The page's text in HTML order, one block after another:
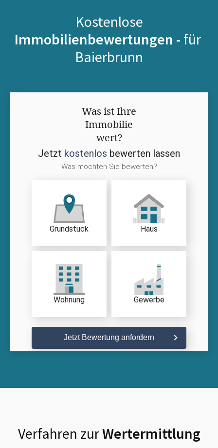
Kostenlose
Immobilienbewertungen - für
Baierbrunn
Was ist Ihre
Immobilie
wert?
Jetzt kostenlos bewerten lassen
Was möchten Sie bewerten?
Grundstück Haus
Wohnung Gewerbe
Jetzt Bewertung anfordern
Verfahren zurWertermittlung